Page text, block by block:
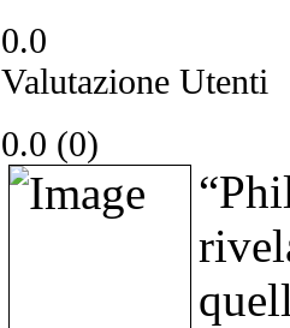
0.0
Valutazione Utenti
0.0 (0)